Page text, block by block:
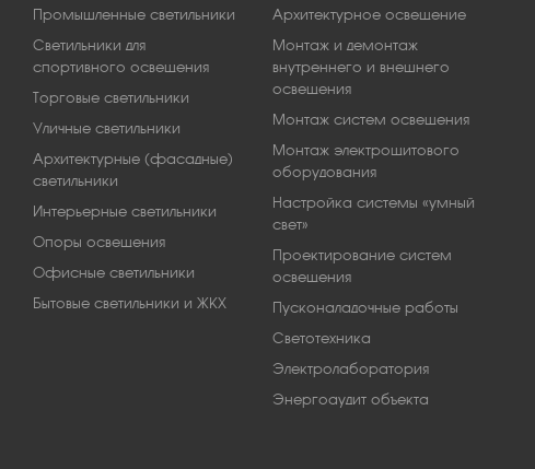
Промышленные светильники
Светильники для
спортивного освещения
Торговые светильники
Уличные светильники
Архитектурные (фасадные)
светильники
Интерьерные светильники
Опоры освещения
Офисные светильники
Бытовые светильники и ЖКХ
Архитектурное освещение
Монтаж и демонтаж
внутреннего и внешнего
освещения
Монтаж систем освещения
Монтаж электрощитового
оборудования
Настройка системы «умный
свет»
Проектирование систем
освещения
Пусконаладочные работы
Светотехника
Электролаборатория
Энергоаудит объекта